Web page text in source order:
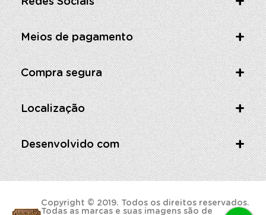
Meios de pagamento
Compra segura
Localização
Desenvolvido com
Copyright © 2019. Todos os direitos reservados.
Todas as marcas e suas imagens são de